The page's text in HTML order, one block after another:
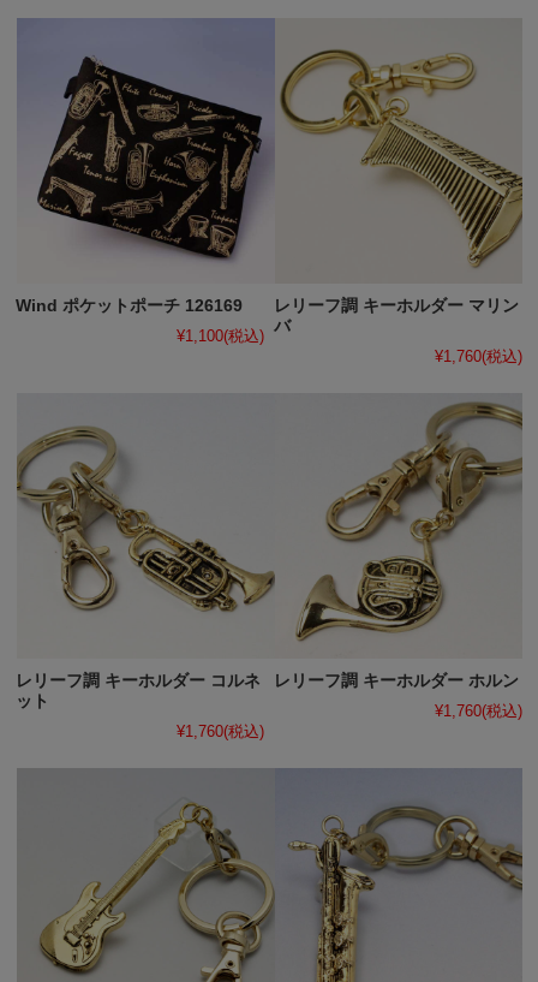
Wind ポケットポーチ 126169
¥1,100(税込)
レリーフ調 キーホルダー マリン
バ
¥1,760(税込)
レリーフ調 キーホルダー コルネ
ット
¥1,760(税込)
レリーフ調 キーホルダー ホルン
¥1,760(税込)